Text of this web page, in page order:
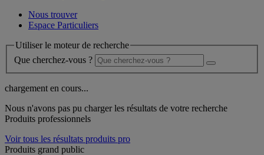
Nous trouver
Espace Particuliers
Utiliser le moteur de recherche
Que cherchez-vous ?
chargement en cours...
Nous n'avons pas pu charger les résultats de votre recherche
Produits professionnels
Voir tous les résultats produits pro
Produits grand public